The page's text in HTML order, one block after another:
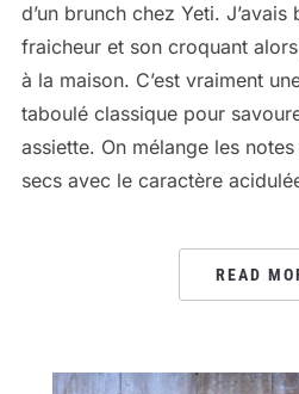
d’un brunch chez Yeti.
fraicheur et son croquant
à la maison. C’est vraiment
taboulé classique pour
assiette. On mélange les
secs avec le caractère
READ